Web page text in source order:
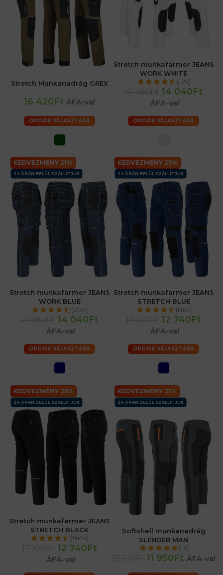
Stretch Munkanadrág GREX
16 420Ft ÁFA-val
OPCIÓK VÁLASZTÁSA
Stretch munkafarmer JEANS
WORK WHITE
(12x)
14 040Ft
ÁFA-val
OPCIÓK VÁLASZTÁSA
KEDVEZMÉNY 21%
24 ÓRÁN BELÜL SZÁLLÍTJUK
Stretch munkafarmer JEANS
WORK BLUE
(20x)
14 040Ft
ÁFA-val
OPCIÓK VÁLASZTÁSA
KEDVEZMÉNY 25%
24 ÓRÁN BELÜL SZÁLLÍTJUK
Stretch munkafarmer JEANS
STRETCH BLUE
(86x)
12 740Ft
ÁFA-val
OPCIÓK VÁLASZTÁSA
KEDVEZMÉNY 25%
24 ÓRÁN BELÜL SZÁLLÍTJUK
Stretch munkafarmer JEANS
STRETCH BLACK
(164x)
12 740Ft
ÁFA-val
KEDVEZMÉNY 21%
24 ÓRÁN BELÜL SZÁLLÍTJUK
Softshell munkanadrág
SLENDER MAN
(1x)
11 950Ft ÁFA-val